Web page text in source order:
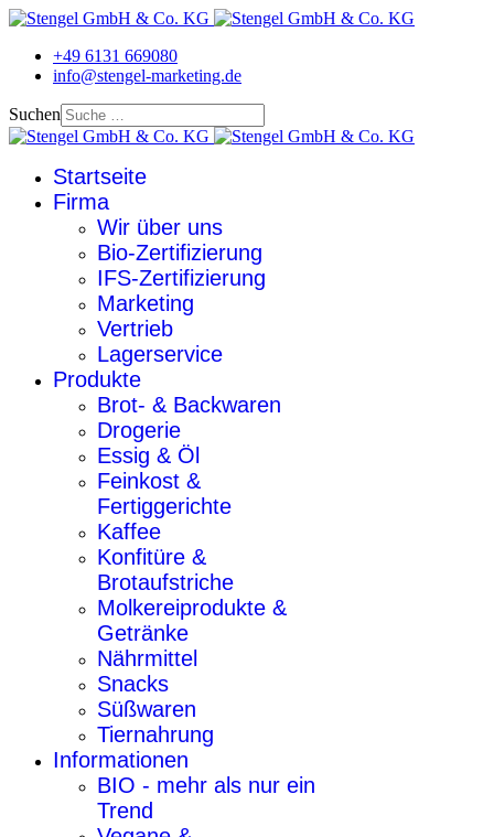
+49 6131 669080
info@stengel-marketing.de
Suchen
Startseite
Firma
Wir über uns
Bio-Zertifizierung
IFS-Zertifizierung
Marketing
Vertrieb
Lagerservice
Produkte
Brot- & Backwaren
Drogerie
Essig & Öl
Feinkost &
Fertiggerichte
Kaffee
Konfitüre &
Brotaufstriche
Molkereiprodukte &
Getränke
Nährmittel
Snacks
Süßwaren
Tiernahrung
Informationen
BIO - mehr als nur ein
Trend